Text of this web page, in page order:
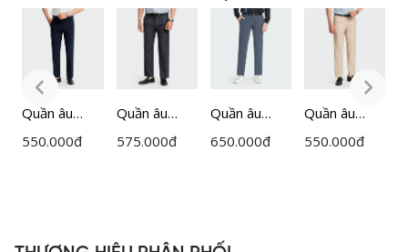
Quần âu
Insidemen
550.000đ
Quần âu
Insidemen
575.000đ
Quần âu
Insidemen
650.000đ
Quần âu
Insidemen
550.000đ